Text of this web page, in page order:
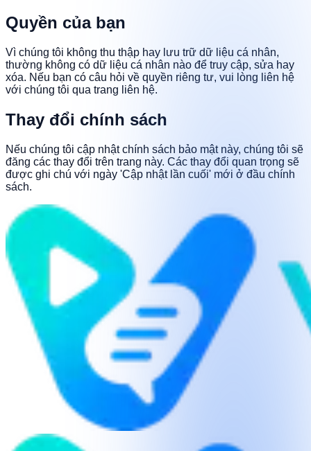
Quyền của bạn
Vì chúng tôi không thu thập hay lưu trữ dữ liệu cá nhân,
thường không có dữ liệu cá nhân nào để truy cập, sửa hay
xóa. Nếu bạn có câu hỏi về quyền riêng tư, vui lòng liên hệ
với chúng tôi qua trang liên hệ.
Thay đổi chính sách
Nếu chúng tôi cập nhật chính sách bảo mật này, chúng tôi sẽ
đăng các thay đổi trên trang này. Các thay đổi quan trọng sẽ
được ghi chú với ngày 'Cập nhật lần cuối' mới ở đầu chính
sách.